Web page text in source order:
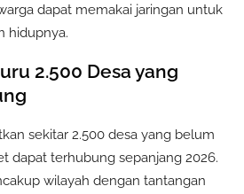
dapat memakai jaringan untuk
hidupnya.
2.500 Desa yang
sekitar 2.500 desa yang belum
dapat terhubung sepanjang 2026.
wilayah dengan tantangan